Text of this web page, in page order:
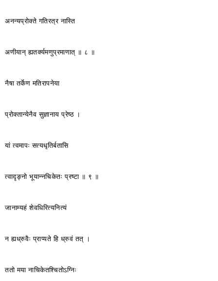
अनन्यप्रोक्ते गतिरत्र नास्ति
अणीयान् ह्यतर्क्यमणुप्रमाणात् ॥ ८ ॥
नैषा तर्केण मतिरापनेया
प्रोक्तान्येनैव सुज्ञानाय प्रेष्ठ ।
यां त्वमापः सत्यधृतिर्बतासि
त्वादृङ्नो भूयान्नचिकेतः प्रष्टा ॥ ९ ॥
जानाम्यहं शेवधिरित्यनित्यं
न ह्यध्रुवैः प्राप्यते हि ध्रुवं तत् ।
ततो मया नाचिकेतश्चितोऽग्निः